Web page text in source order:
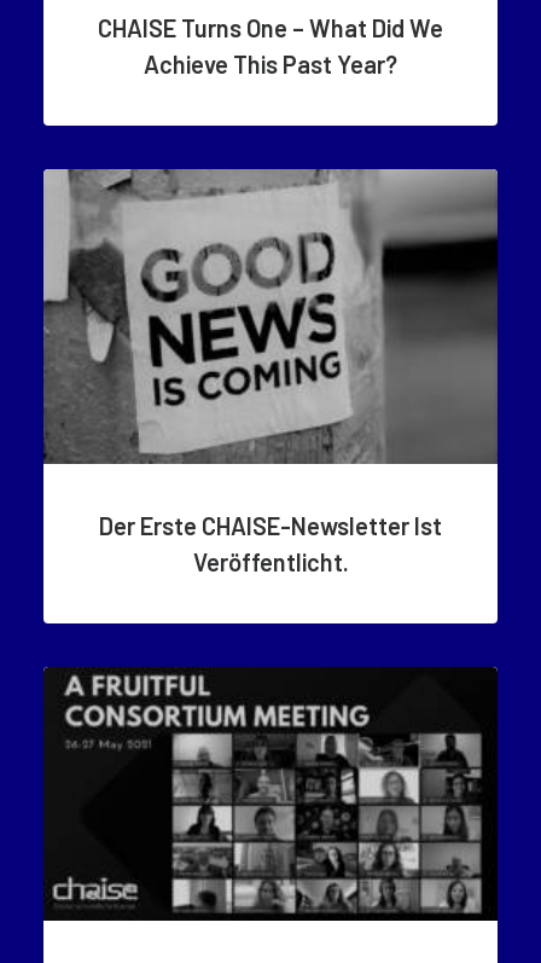
CHAISE Turns One – What Did We
Achieve This Past Year?
Der Erste CHAISE-Newsletter Ist
Veröffentlicht.